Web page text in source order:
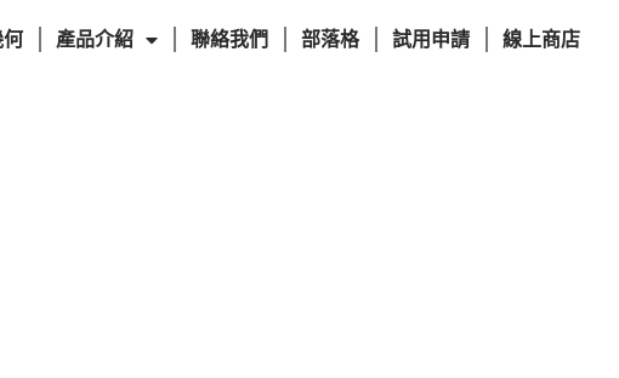
何 產品介紹 聯絡我們 部落格 試用申請 線上商店